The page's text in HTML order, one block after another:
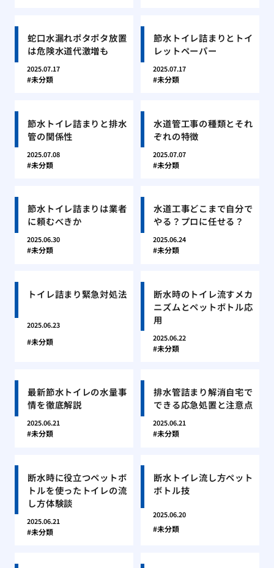
蛇口水漏れポタポタ放置
は危険水道代激増も
2025.07.17
未分類
節水トイレ詰まりとトイ
レットペーパー
2025.07.17
未分類
節水トイレ詰まりと排水
管の関係性
2025.07.08
未分類
水道管工事の種類とそれ
ぞれの特徴
2025.07.07
未分類
節水トイレ詰まりは業者
に頼むべきか
2025.06.30
未分類
水道工事どこまで自分で
やる？プロに任せる？
2025.06.24
未分類
トイレ詰まり緊急対処法
2025.06.23
未分類
断水時のトイレ流すメカ
ニズムとペットボトル応
用
2025.06.22
未分類
最新節水トイレの水量事
情を徹底解説
2025.06.21
未分類
排水管詰まり解消自宅で
できる応急処置と注意点
2025.06.21
未分類
断水時に役立つペットボ
トルを使ったトイレの流
し方体験談
2025.06.21
未分類
断水トイレ流し方ペット
ボトル技
2025.06.20
未分類